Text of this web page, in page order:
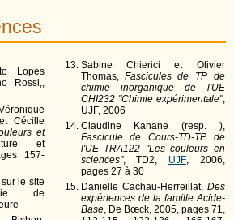
Lopes
sur le site
de
Sabine Chierici et Olivier
Thomas, Fascicules de TP de
chimie inorganique de l'UE
CHI232 "Chimie expérimentale",
UJF, 2006
Claudine Kahane (resp. ),
Fascicule de Cours-TD-TP de
l'UE TRA122 "Les couleurs en
sciences"
, TD2, UJF, 2006,
pages 27 à 30
Danielle Cachau-Herreillat, Des
expériences de la famille Acide-
Base, De Bœck, 2005, pages 71,